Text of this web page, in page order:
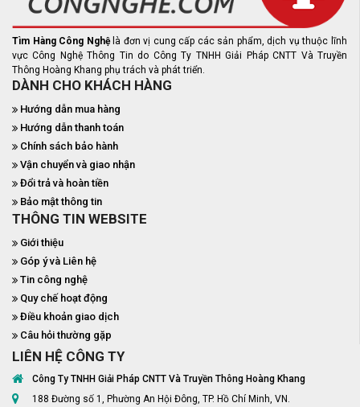
Tìm Hàng Công Nghệ là đơn vị cung cấp các sản phẩm, dịch vụ thuộc lĩnh
vực Công Nghệ Thông Tin do Công Ty TNHH Giải Pháp CNTT Và Truyền
Thông Hoàng Khang phụ trách và phát triển.
DÀNH CHO KHÁCH HÀNG
Hướng dẫn mua hàng
Hướng dẫn thanh toán
Chính sách bảo hành
Vận chuyển và giao nhận
Đổi trả và hoàn tiền
Bảo mật thông tin
THÔNG TIN WEBSITE
Giới thiệu
Góp ý và Liên hệ
Tin công nghệ
Quy chế hoạt động
Điều khoản giao dịch
Câu hỏi thường gặp
LIÊN HỆ CÔNG TY
Công Ty TNHH Giải Pháp CNTT Và Truyền Thông Hoàng Khang
188 Đường số 1, Phường An Hội Đông, TP. Hồ Chí Minh, VN.